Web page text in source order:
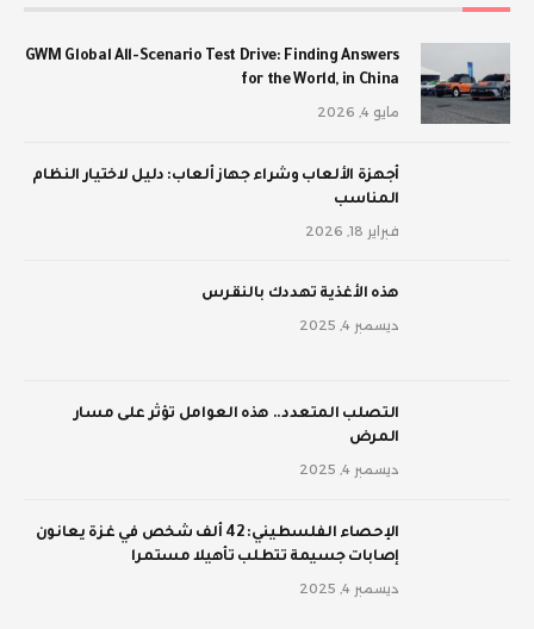
GWM Global All-Scenario Test Drive: Finding Answers
for the World, in China
مايو 4, 2026
أجهزة الألعاب وشراء جهاز ألعاب: دليل لاختيار النظام
المناسب
فبراير 18, 2026
‫هذه الأغذية تهددك بالنقرس
ديسمبر 4, 2025
‫التصلب المتعدد.. هذه العوامل تؤثر على مسار
المرض
ديسمبر 4, 2025
الإحصاء الفلسطيني: 42 ألف شخص في غزة يعانون
إصابات جسيمة تتطلب تأهيلا مستمرا
ديسمبر 4, 2025